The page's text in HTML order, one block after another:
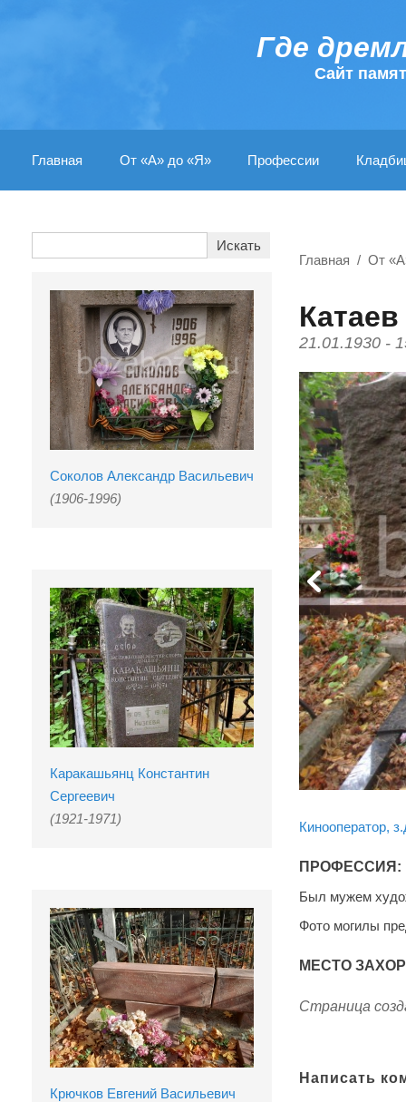
Где
Cайт
Главная От «А» до «Я» Профессии
Соколов Александр Васильевич
(1906-1996)
Каракашьянц Константин
Сергеевич
(1921-1971)
Крючков Евгений Васильевич
Главная От
21.01.1930 -
Кинооператор,
ПРОФЕССИЯ:
Был мужем
Фото могилы
МЕСТО
Страница
Написать